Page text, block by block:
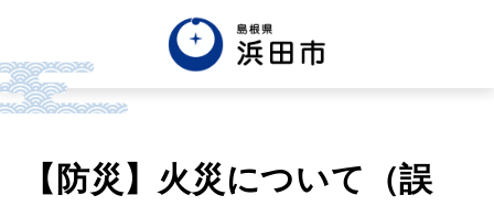
한글 Tiếng việt Tagalog
【防災】火災について（誤